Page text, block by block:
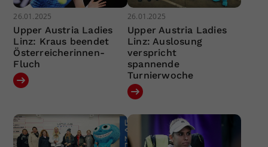
26.01.2025
Upper Austria Ladies
Linz: Kraus beendet
Österreicherinnen-
Fluch
26.01.2025
Upper Austria Ladies
Linz: Auslosung
verspricht
spannende
Turnierwoche